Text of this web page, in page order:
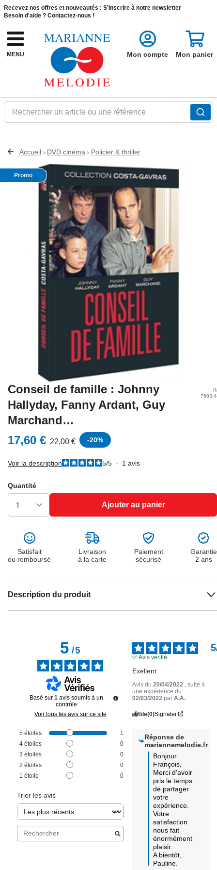
Recevez nos offres et nouveautés : S'inscrire à notre newsletter
Besoin d'aide ? Contactez-nous !
MENU
Rechercher un article ou une référence
Mon compte Mon panier
Accueil > DVD cinéma > Policier & thriller
Promo
Conseil de famille : Johnny
Hallyday, Fanny Ardant, Guy
Marchand…
17,60 € 22,00 € -20%
Voir la description 5/5 - 1 avis
Quantité
Ajouter au panier
Satisfait
ou remboursé
Livraison
à la carte
Paiement
sécurisé
Garantie
2 ans
Description du produit
5/5
Basé sur 1 avis soumis à un
contrôle
Voir tous les avis sur ce site
5 étoiles
1
4 étoiles
0
3 étoiles
0
2 étoiles
0
1 étoile 0
Trier les avis
5
Avis vérifié
Exellent
Avis du20/04/2022
, suite à
une expérience du
02/03/2022 parA.A.
Utile(0)Signaler
Réponse de
mariannemelodie.fr
Bonjour
François,
Merci d'avoir
pris le temps
de partager
votre
expérience.
Votre
satisfaction
nous fait
énormément
plaisir.
A bientôt,
Pauline.